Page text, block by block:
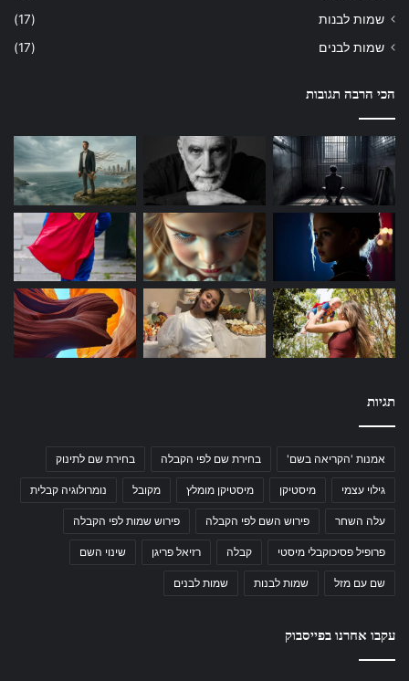
שמות לבנות
(17)
שמות לבנים
(17)
הכי הרבה תגובות
תגיות
אמנות 'הקריאה בשם' בחירת שם לפי הקבלה בחירת שם לתינוק
גילוי עצמי מיסטיקן מיסטיקן מומלץ מקובל נומרולוגיה קבלית
עלה השחר פירוש השם לפי הקבלה פירוש שמות לפי הקבלה
פרופיל פסיכוקבלי מיסטי קבלה רזיאל פריגן שינוי השם
שם עם מזל שמות לבנות שמות לבנים
עקבו אחרנו בפייסבוק